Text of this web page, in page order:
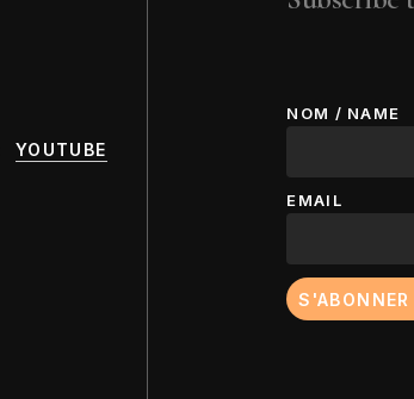
YOUTUBE
NOM / NAME
EMAIL